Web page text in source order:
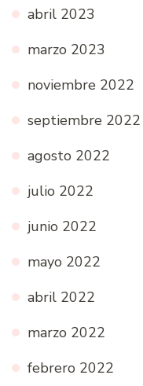
abril 2023
marzo 2023
noviembre 2022
septiembre 2022
agosto 2022
julio 2022
junio 2022
mayo 2022
abril 2022
marzo 2022
febrero 2022